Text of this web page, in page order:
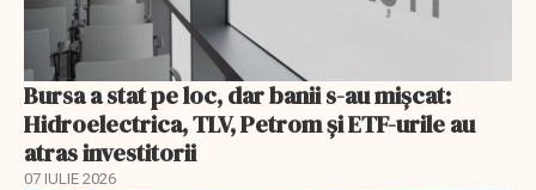
Bursa a stat pe loc, dar banii s-au mișcat:
Hidroelectrica, TLV, Petrom și ETF-urile au
atras investitorii
07 IULIE 2026